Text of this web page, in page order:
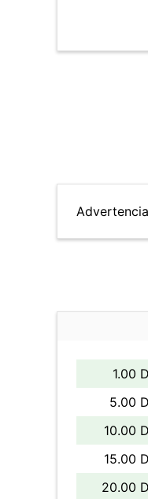
1.00
5.00
10.00
15.00
20.00